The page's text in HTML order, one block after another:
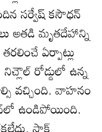
సర్వేష్ కసౌధన్
అతడి మృతదేహాన్ని
ఏర్పాట్లు
రోడ్డులో ఉన్న
వచ్చింది. వాహనం
ఉండిపోయింది.